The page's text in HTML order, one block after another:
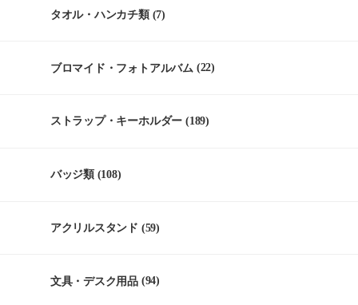
タオル・ハンカチ類(7)
ブロマイド・フォトアルバム (22)
ストラップ・キーホルダー (189)
バッジ類(108)
アクリルスタンド (59)
文具・デスク用品 (94)